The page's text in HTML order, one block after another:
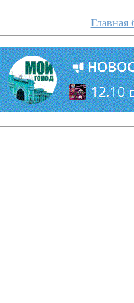
Главная